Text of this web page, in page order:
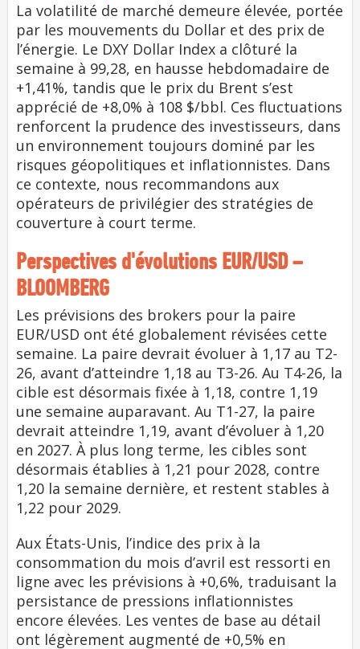
La volatilité de marché demeure élevée, portée
par les mouvements du Dollar et des prix de
l’énergie. Le DXY Dollar Index a clôturé la
semaine à 99,28, en hausse hebdomadaire de
+1,41%, tandis que le prix du Brent s’est
apprécié de +8,0% à 108 $/bbl. Ces fluctuations
renforcent la prudence des investisseurs, dans
un environnement toujours dominé par les
risques géopolitiques et inflationnistes. Dans
ce contexte, nous recommandons aux
opérateurs de privilégier des stratégies de
couverture à court terme.
Perspectives d'évolutions EUR/USD –
BLOOMBERG
Les prévisions des brokers pour la paire
EUR/USD ont été globalement révisées cette
semaine. La paire devrait évoluer à 1,17 au T2-
26, avant d’atteindre 1,18 au T3-26. Au T4-26, la
cible est désormais fixée à 1,18, contre 1,19
une semaine auparavant. Au T1-27, la paire
devrait atteindre 1,19, avant d’évoluer à 1,20
en 2027. À plus long terme, les cibles sont
désormais établies à 1,21 pour 2028, contre
1,20 la semaine dernière, et restent stables à
1,22 pour 2029.
Aux États-Unis, l’indice des prix à la
consommation du mois d’avril est ressorti en
ligne avec les prévisions à +0,6%, traduisant la
persistance de pressions inflationnistes
encore élevées. Les ventes de base au détail
ont légèrement augmenté de +0,5% en